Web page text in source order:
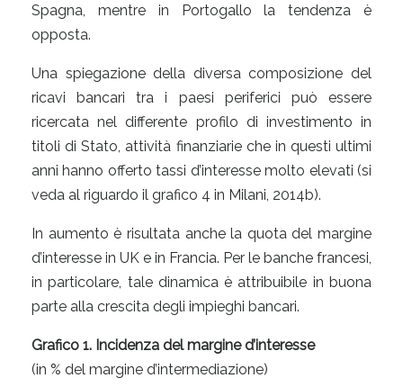
Spagna, mentre in Portogallo la tendenza è
opposta.
Una spiegazione della diversa composizione del
ricavi bancari tra i paesi periferici può essere
ricercata nel differente profilo di investimento in
titoli di Stato, attività finanziarie che in questi ultimi
anni hanno offerto tassi d’interesse molto elevati (si
veda al riguardo il grafico 4 in Milani, 2014b).
In aumento è risultata anche la quota del margine
d’interesse in UK e in Francia. Per le banche francesi,
in particolare, tale dinamica è attribuibile in buona
parte alla crescita degli impieghi bancari.
Grafico 1. Incidenza del margine d’interesse
(in % del margine d’intermediazione)